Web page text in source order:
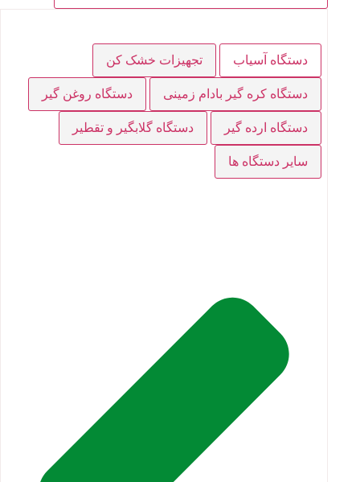
دستگاه آسیاب تجهیزات خشک کن
دستگاه کره گیر بادام زمینی دستگاه روغن گیر
دستگاه ارده گیر دستگاه گلابگیر و تقطیر
سایر دستگاه ها